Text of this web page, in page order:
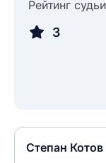
Рейтинг судьи
3
Степан Котов
Введите
Название